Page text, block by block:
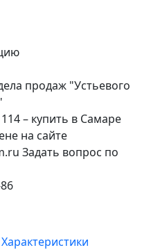
продаж "Устьевого
Характеристики